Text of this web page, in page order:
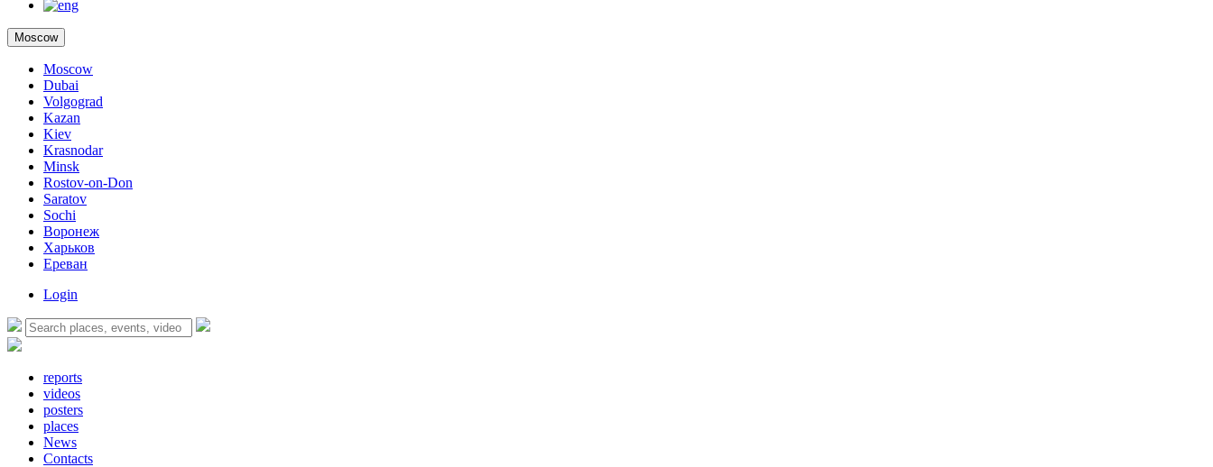
Moscow
Moscow
Dubai
Volgograd
Kazan
Kiev
Krasnodar
Minsk
Rostov-on-Don
Saratov
Sochi
Воронеж
Харьков
Ереван
Login
reports
videos
posters
places
News
Contacts